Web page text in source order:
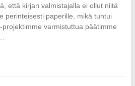
että kirjan valmistajalla ei ollut niitä
perinteisesti paperille, mikä tuntui
varmistuttua päätimme